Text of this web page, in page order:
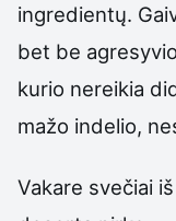
ingredientų.
bet be
kurio nereikia
mažo indelio,
Vakare svečiai